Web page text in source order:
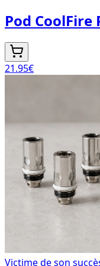
Pod
21.95€
Victime de son